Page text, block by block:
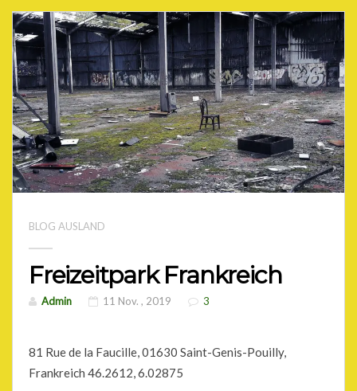
BLOG AUSLAND
Freizeitpark Frankreich
Admin 11 Nov. , 2019 3
81 Rue de la Faucille, 01630 Saint-Genis-Pouilly,
Frankreich 46.2612, 6.02875